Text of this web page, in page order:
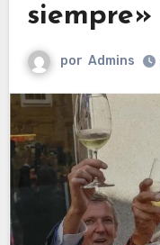
siempre»
por Admins